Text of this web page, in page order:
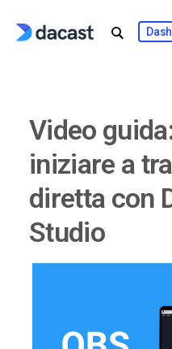
Video
iniziare a
diretta con
Studio